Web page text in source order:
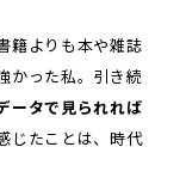
籍よりも本や雑誌
かった私。引き続
データで見られれば
じたことは、時代